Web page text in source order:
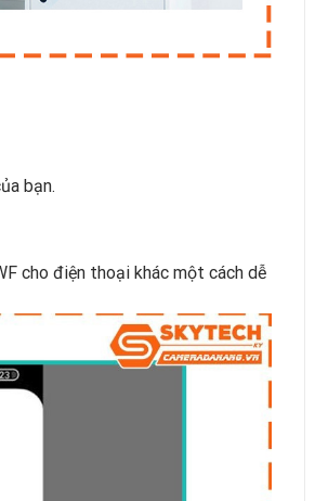
bạn.
cho điện thoại khác một cách dễ